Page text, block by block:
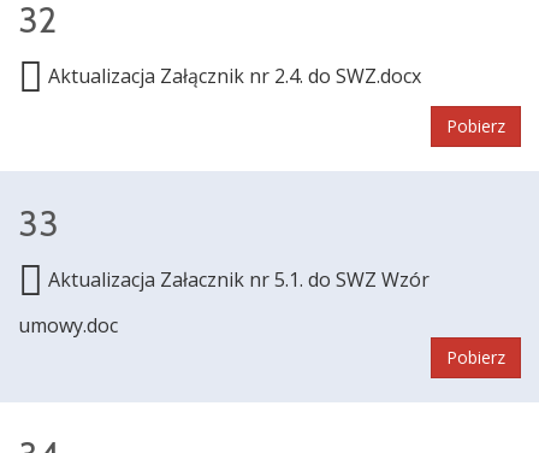
32
Aktualizacja Załącznik nr 2.4. do SWZ.docx
Pobierz
33
Aktualizacja Załacznik nr 5.1. do SWZ Wzór
umowy.doc
Pobierz